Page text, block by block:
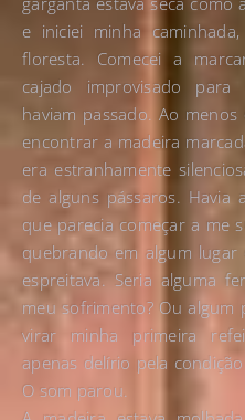
e iniciei minha
floresta. Comecei a
cajado improvisado para
haviam passado. Ao
encontrar a madeira
era estranhamente
de alguns pássaros. Havia
que parecia começar a me
quebrando em algum
espreitava. Seria alguma
meu sofrimento? Ou algum
virar minha primeira
apenas delírio pela
O som parou.